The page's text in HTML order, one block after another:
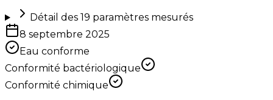
Détail des 19 paramètres mesurés
8 septembre 2025
Eau conforme
Conformité bactériologique
Conformité chimique